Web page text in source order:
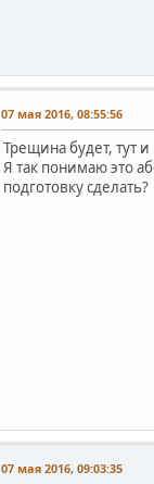
07 мая 2016, 08:55:56
Трещина будет, тут
Я так понимаю это
подготовку сделать?
07 мая 2016, 09:03:35